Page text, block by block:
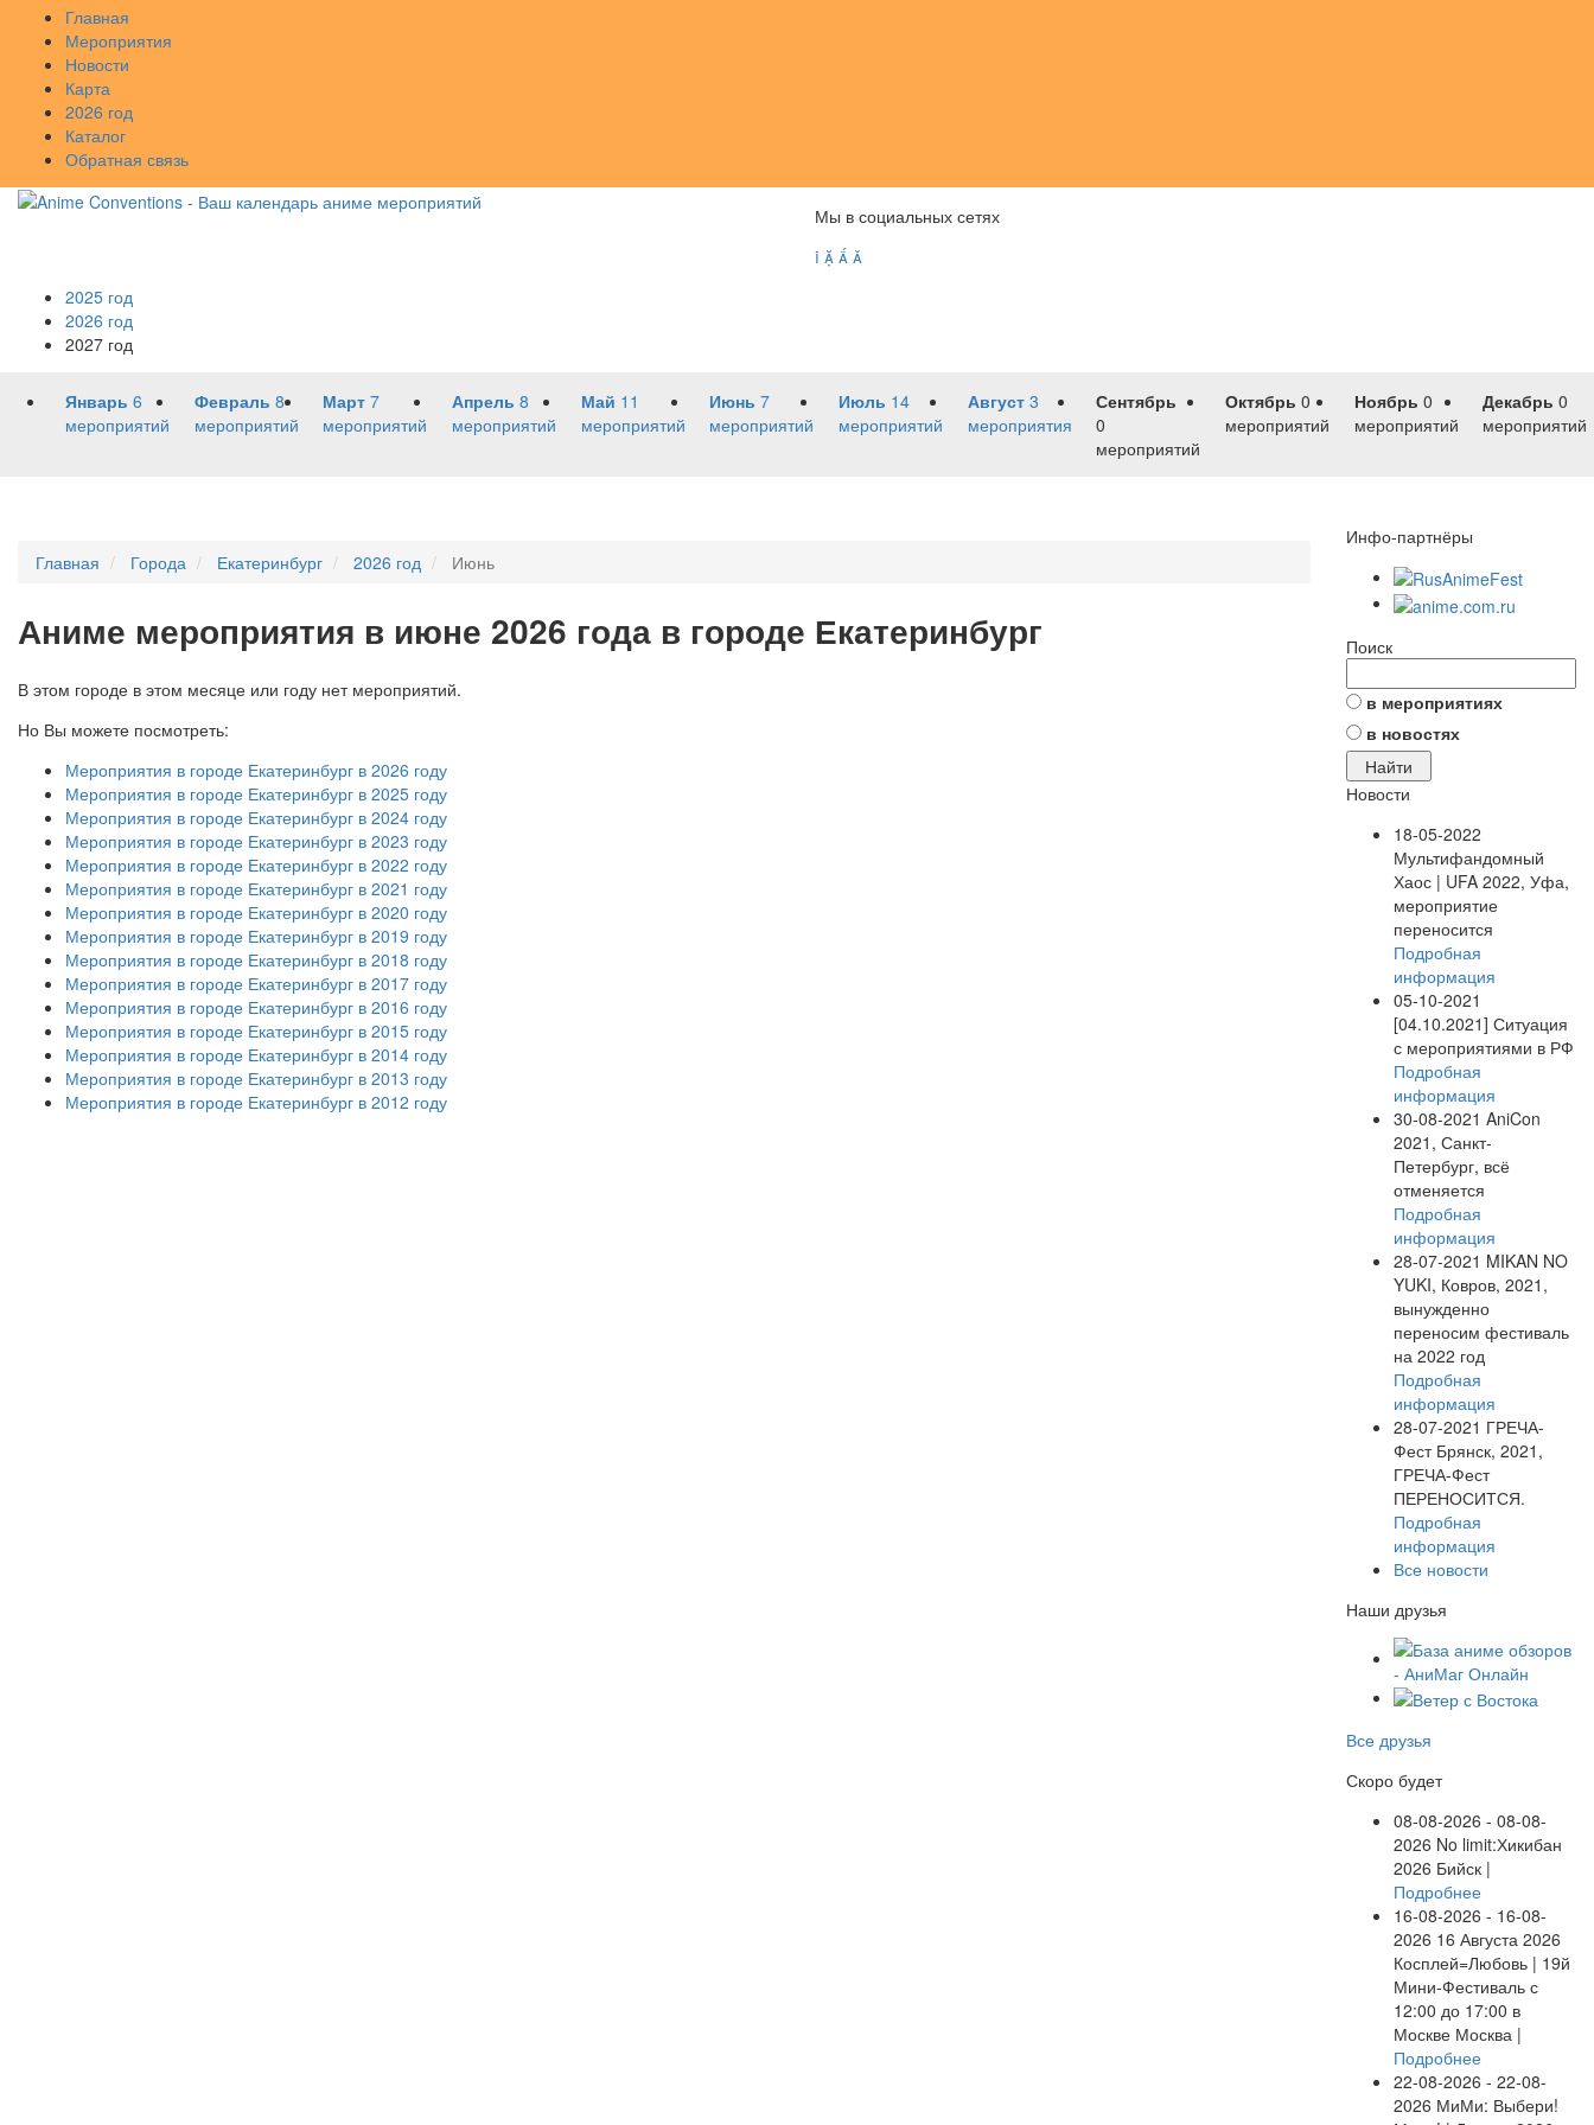
Главная
Мероприятия
Новости
Карта
2026 год
Каталог
Обратная связь
Мы в социальных сетях
   
2025 год
2026 год
2027 год
Январь 6
мероприятий
Февраль 8
мероприятий
Март 7
мероприятий
Апрель 8
мероприятий
Май 11
мероприятий
Июнь 7
мероприятий
Июль 14
мероприятий
Август 3
мероприятия
Сентябрь
0
мероприятий
Октябрь 0
мероприятий
Ноябрь 0
мероприятий
Декабрь 0
мероприятий
Главная Города Екатеринбург 2026 год Июнь
Аниме мероприятия в июне 2026 года в городе Екатеринбург
В этом городе в этом месяце или году нет мероприятий.
Но Вы можете посмотреть:
Мероприятия в городе Екатеринбург в 2026 году
Мероприятия в городе Екатеринбург в 2025 году
Мероприятия в городе Екатеринбург в 2024 году
Мероприятия в городе Екатеринбург в 2023 году
Мероприятия в городе Екатеринбург в 2022 году
Мероприятия в городе Екатеринбург в 2021 году
Мероприятия в городе Екатеринбург в 2020 году
Мероприятия в городе Екатеринбург в 2019 году
Мероприятия в городе Екатеринбург в 2018 году
Мероприятия в городе Екатеринбург в 2017 году
Мероприятия в городе Екатеринбург в 2016 году
Мероприятия в городе Екатеринбург в 2015 году
Мероприятия в городе Екатеринбург в 2014 году
Мероприятия в городе Екатеринбург в 2013 году
Мероприятия в городе Екатеринбург в 2012 году
Инфо-партнёры
Поиск
в мероприятиях
в новостях
Новости
18-05-2022
Мультифандомный
Хаос | UFA 2022, Уфа,
мероприятие
переносится
Подробная
информация
05-10-2021
[04.10.2021] Ситуация
с мероприятиями в РФ
Подробная
информация
30-08-2021 AniCon
2021, Санкт-
Петербург, всё
отменяется
Подробная
информация
28-07-2021 MIKAN NO
YUKI, Ковров, 2021,
вынужденно
переносим фестиваль
на 2022 год
Подробная
информация
28-07-2021 ГРЕЧА-
Фест Брянск, 2021,
ГРЕЧА-Фест
ПЕРЕНОСИТСЯ.
Подробная
информация
Все новости
Наши друзья
Все друзья
Скоро будет
08-08-2026 - 08-08-
2026 No limit:Хикибан
2026 Бийск |
Подробнее
16-08-2026 - 16-08-
2026 16 Августа 2026
Косплей=Любовь | 19й
Мини-Фестиваль с
12:00 до 17:00 в
Москве Москва |
Подробнее
22-08-2026 - 22-08-
2026 МиМи: Выбери!